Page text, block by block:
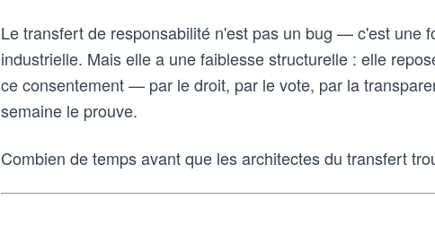
Le transfert de responsabilité n'est pas un bug — c'est une
industrielle. Mais elle a une faiblesse structurelle : elle
ce consentement — par le droit, par le vote, par la
semaine le prouve.
Combien de temps avant que les architectes du transfert